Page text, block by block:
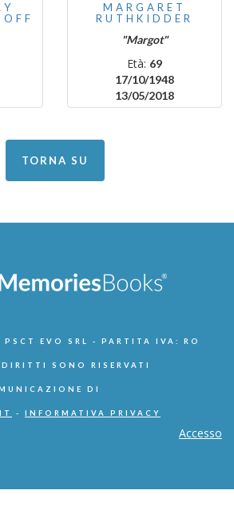
MARGARET
RUTHKIDDER
"Margot"
Età: 69
17/10/1948
13/05/2018
TORNA SU
EVO SRL - PARTITA IVA: RO
SONO RISERVATI
DI
- INFORMATIVA PRIVACY
Accesso